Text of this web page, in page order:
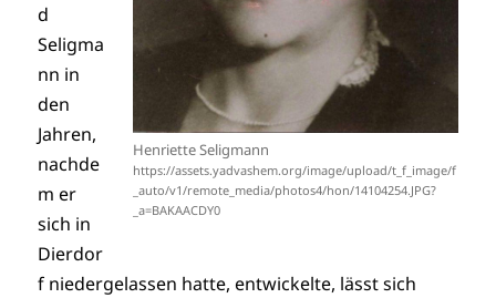
Henriette Seligmann
https://assets.yadvashem.org/image/upload/t_f_image/f
_auto/v1/remote_media/photos4/hon/14104254.JPG?
_a=BAKAACDY0
d
Seligma
nn in
den
Jahren,
nachde
m er
sich in
Dierdor
f niedergelassen hatte, entwickelte, lässt sich